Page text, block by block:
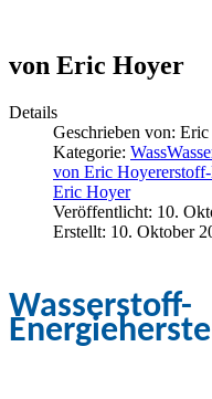
von Eric Hoyer
Details
Geschrieben von:
Kategorie:
von Eric
Eric Hoyer
Veröffentlicht: 10.
Erstellt: 10. Oktober
Wasserstoff-